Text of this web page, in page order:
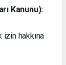
Kanunu):
izin hakkına